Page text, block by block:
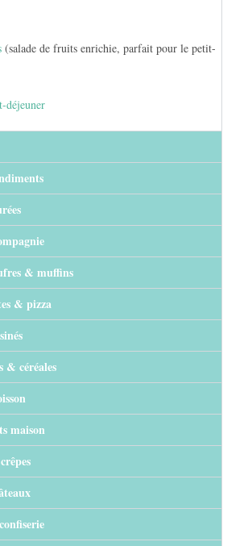
(salade de fruits enrichie, parfait pour le petit-
déjeuner
& muffins
& pizza
& céréales
maison